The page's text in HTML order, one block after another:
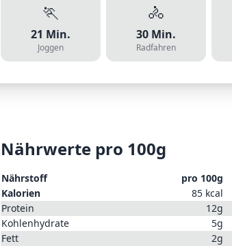
🏃
21 Min.
Joggen
🚴
30 Min.
Radfahren
Nährwerte pro 100g
Nährstoff pro 100g
Kalorien
85 kcal
Protein
12g
Kohlenhydrate
5g
Fett
2g